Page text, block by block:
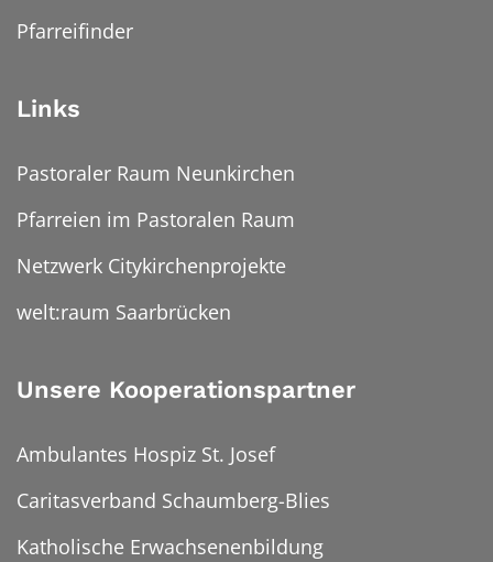
Pfarreifinder
Links
Pastoraler Raum Neunkirchen
Pfarreien im Pastoralen Raum
Netzwerk Citykirchenprojekte
welt:raum Saarbrücken
Unsere Kooperationspartner
Ambulantes Hospiz St. Josef
Caritasverband Schaumberg-Blies
Katholische Erwachsenenbildung